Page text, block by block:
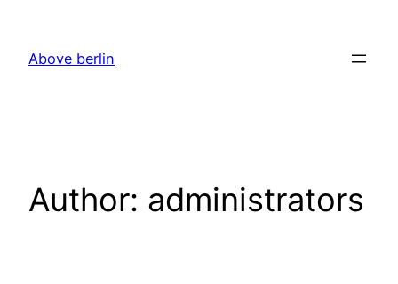
content
Above berlin
Author: administrators